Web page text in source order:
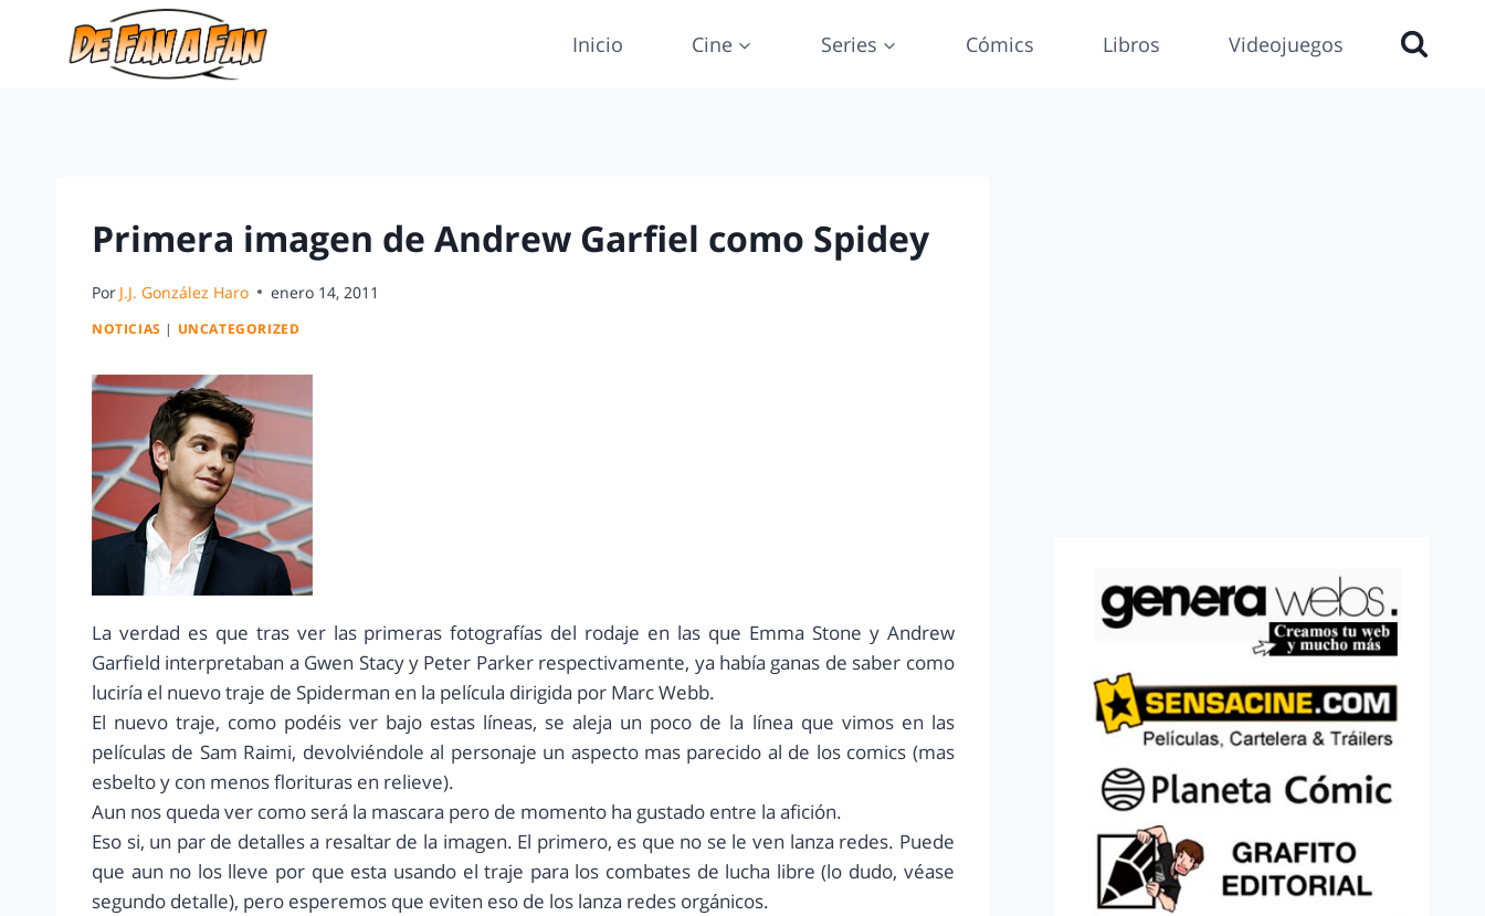
Inicio Cine Series Cómics Libros Videojuegos
Primera imagen de Andrew Garfiel como Spidey
Por J.J. González Haro enero 14, 2011
NOTICIAS | UNCATEGORIZED
La verdad es que tras ver las primeras fotografías del rodaje en las que Emma Stone y Andrew
Garfield interpretaban a Gwen Stacy y Peter Parker respectivamente, ya había ganas de saber como
luciría el nuevo traje de Spiderman en la película dirigida por Marc Webb.
El nuevo traje, como podéis ver bajo estas líneas, se aleja un poco de la línea que vimos en las
películas de Sam Raimi, devolviéndole al personaje un aspecto mas parecido al de los comics (mas
esbelto y con menos florituras en relieve).
Aun nos queda ver como será la mascara pero de momento ha gustado entre la afición.
Eso si, un par de detalles a resaltar de la imagen. El primero, es que no se le ven lanza redes. Puede
que aun no los lleve por que esta usando el traje para los combates de lucha libre (lo dudo, véase
segundo detalle), pero esperemos que eviten eso de los lanza redes orgánicos.